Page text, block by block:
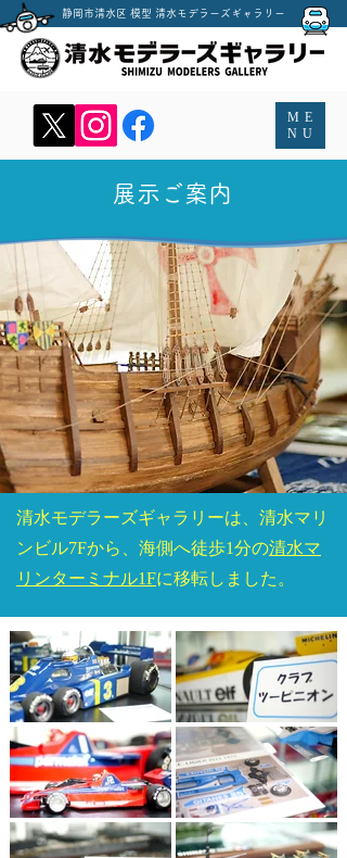
MENU
​静岡市清水区 模型 清水モデラーズギャラリー
ME
NU
展示ご案内
清水モデラーズギャラリーは、清水マリ
ンビル7Fから、海側へ徒歩1分の清水マ
リンターミナル1Fに移転しました。